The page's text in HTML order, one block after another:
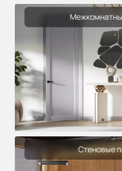
Стеновые